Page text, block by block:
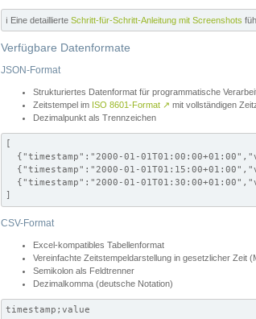
ℹ️ Eine detaillierte Schritt-für-Schritt-Anleitung mit Screenshots
Verfügbare Datenformate
JSON-Format
Strukturiertes Datenformat für programmatische
Zeitstempel im ISO 8601-Format ↗ mit vollständigen
Dezimalpunkt als Trennzeichen
[
{"timestamp":"2000-01-
{"timestamp":"2000-01-
{"timestamp":"2000-01-
]
CSV-Format
Excel-kompatibles Tabellenformat
Vereinfachte Zeitstempeldarstellung in gesetzlicher Zeit
Semikolon als Feldtrenner
Dezimalkomma (deutsche Notation)
timestamp;value